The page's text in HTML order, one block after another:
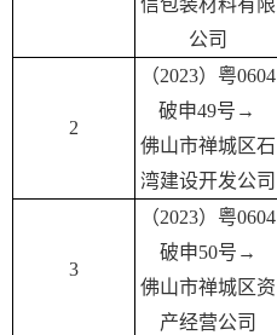
信包装材料有限
公司
2
（2023）粤0604
破申49号 →
佛山市禅城区石
湾建设开发公司
3
（2023）粤0604
破申50号 →
佛山市禅城区资
产经营公司